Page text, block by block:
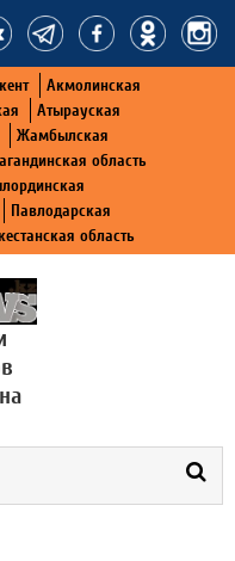
Акмолинская
Атырауская
Жамбылская
область
Павлодарская
область